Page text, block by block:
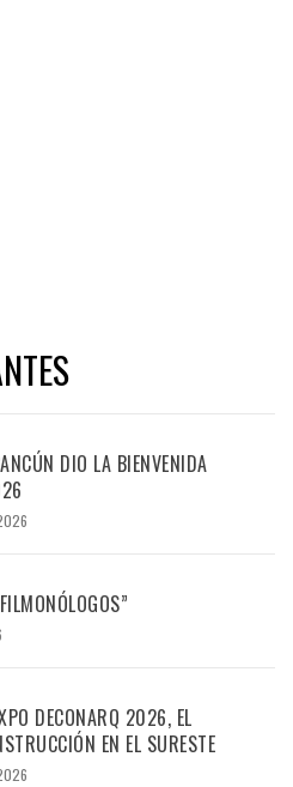
DIO LA BIENVENIDA
DECONARQ 2026, EL
EN EL SURESTE